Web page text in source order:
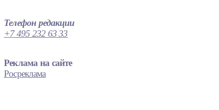
Телефон редакции
+7 495 232 63 33
Реклама на сайте
Росреклама